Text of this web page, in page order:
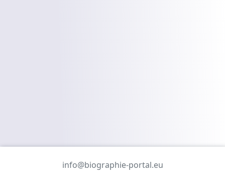
info@biographie-portal.eu